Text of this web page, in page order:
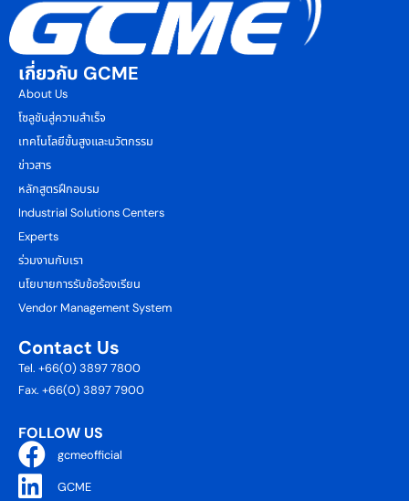
เกี่ยวกับ GCME
About Us
โซลูชันสู่ความสำเร็จ
เทคโนโลยีขั้นสูงและนวัตกรรม
ข่าวสาร
หลักสูตรฝึกอบรม
Industrial Solutions Centers
Experts
ร่วมงานกับเรา
นโยบายการรับข้อร้องเรียน
Vendor Management System
Contact Us
Tel. +66(0) 3897 7800
Fax. +66(0) 3897 7900
FOLLOW US
gcmeofficial
GCME